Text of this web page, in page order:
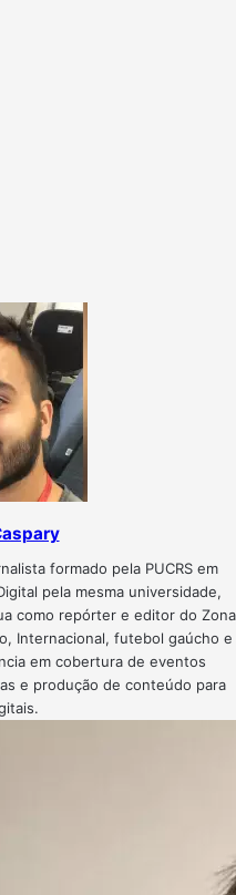
formado pela PUCRS em
pela mesma universidade,
como repórter e editor do Zona
Internacional, futebol gaúcho e
em cobertura de eventos
e produção de conteúdo para